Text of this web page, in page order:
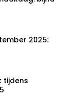
2025:
tijdens